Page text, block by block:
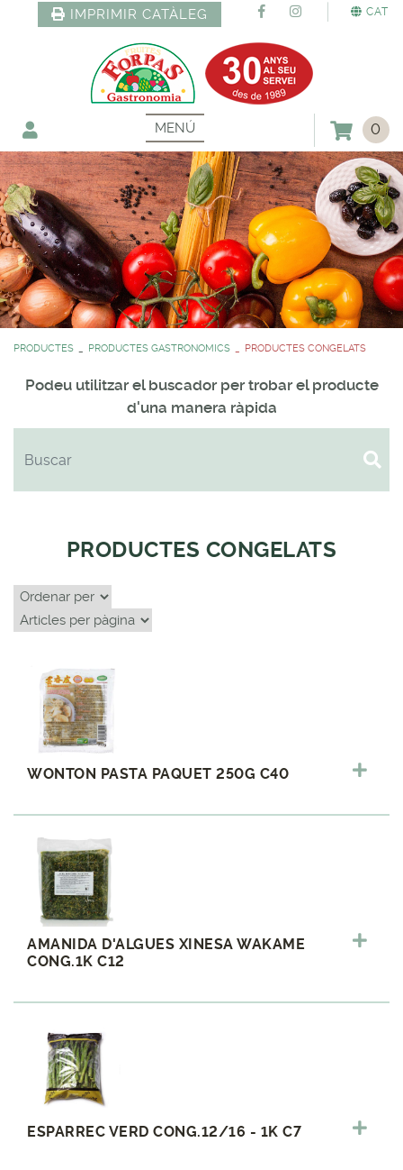
CAT
IMPRIMIR CATÀLEG
MENÚ 0
PRODUCTES PRODUCTES GASTRONOMICS PRODUCTES CONGELATS
Podeu utilitzar el buscador per trobar el producte
d'una manera ràpida
PRODUCTES CONGELATS
WONTON PASTA PAQUET 250G C40
AMANIDA D'ALGUES XINESA WAKAME
CONG.1K C12
ESPARREC VERD CONG.12/16 - 1K C7